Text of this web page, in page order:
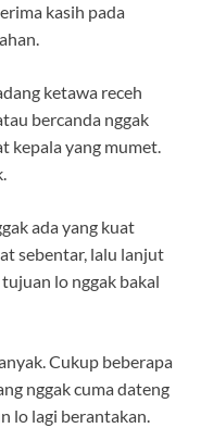
kasih pada
ketawa receh
bercanda nggak
kepala yang mumet.
ada yang kuat
sebentar, lalu lanjut
lo nggak bakal
Cukup beberapa
nggak cuma dateng
lo lagi berantakan.